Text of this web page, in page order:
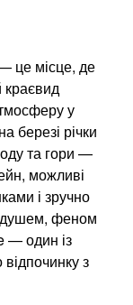
це місце, де
краєвид
у
березі річки
та гори —
можливі
і зручно
феном
— один із
з